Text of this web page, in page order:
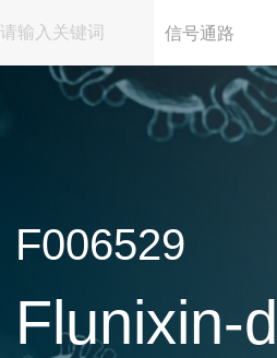
请输入关键词 信号通路
F006529
Flunixin-